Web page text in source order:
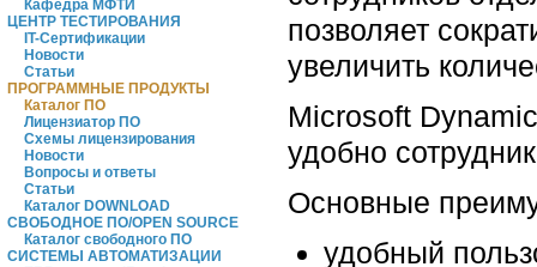
Кафедра МФТИ
ЦЕНТР ТЕСТИРОВАНИЯ
IT-Сертификации
Новости
Статьи
ПРОГРАММНЫЕ ПРОДУКТЫ
Каталог ПО
Лицензиатор ПО
Схемы лицензирования
Новости
Вопросы и ответы
Статьи
Каталог DOWNLOAD
СВОБОДНОЕ ПО/OPEN SOURCE
Каталог свободного ПО
СИСТЕМЫ АВТОМАТИЗАЦИИ
позволяет
увеличить
Microsoft
удобно
Основные
удобный